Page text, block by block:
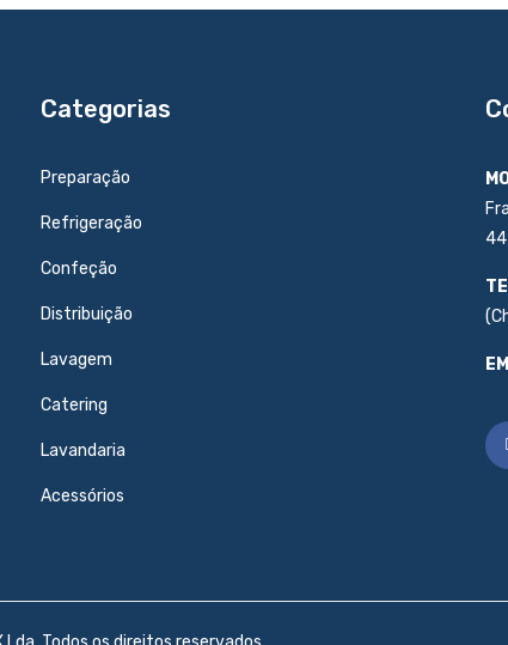
Categorias
Preparação
Refrigeração
Confeção
Distribuição
Lavagem
Catering
Lavandaria
Acessórios